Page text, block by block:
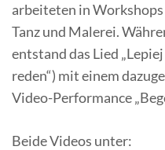
arbeiteten in
Tanz und Malerei.
entstand das Lied
reden“) mit einem
Video-Performance
Beide Videos unter: